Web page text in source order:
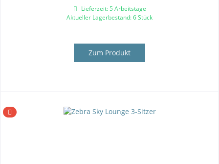
Lieferzeit: 5 Arbeitstage
Aktueller Lagerbestand: 6 Stück
Zum Produkt